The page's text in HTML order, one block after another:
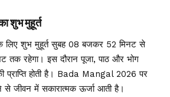
शुभ मुहूर्त
लिए शुभ मुहूर्त सुबह 08 बजकर 52 मिनट से
तक रहेगा। इस दौरान पूजा, पाठ और भोग
प्राप्ति होती है। Bada Mangal 2026 पर
जीवन में सकारात्मक ऊर्जा आती है।